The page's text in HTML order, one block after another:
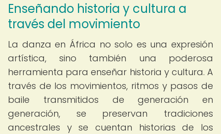
Enseñando historia y cultura a
través del movimiento
La danza en África no solo es una expresión
artística, sino también una poderosa
herramienta para enseñar historia y cultura. A
través de los movimientos, ritmos y pasos de
baile transmitidos de generación en
generación, se preservan tradiciones
ancestrales y se cuentan historias de los